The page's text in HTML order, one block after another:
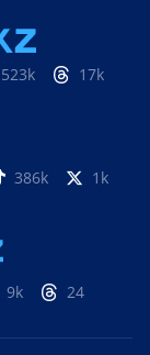
523k 17k
386k
1k
9k 24